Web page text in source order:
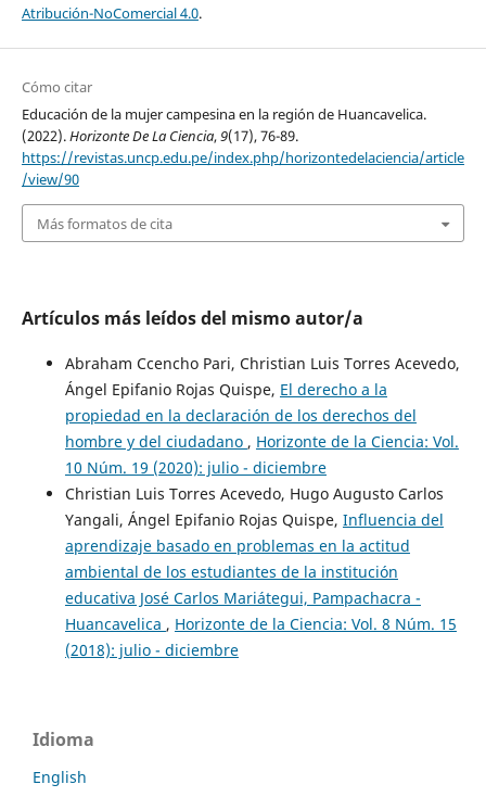
Atribución-NoComercial 4.0.
Cómo citar
Educación de la mujer campesina en la región de Huancavelica.
(2022).Horizonte De La Ciencia,9(17), 76-89.
https://revistas.uncp.edu.pe/index.php/horizontedelaciencia/article
/view/90
Más formatos de cita
Artículos más leídos del mismo autor/a
Abraham Ccencho Pari, Christian Luis Torres Acevedo,
Ángel Epifanio Rojas Quispe, El derecho a la
propiedad en la declaración de los derechos del
hombre y del ciudadano , Horizonte de la Ciencia: Vol.
10 Núm. 19 (2020): julio - diciembre
Christian Luis Torres Acevedo, Hugo Augusto Carlos
Yangali, Ángel Epifanio Rojas Quispe, Influencia del
aprendizaje basado en problemas en la actitud
ambiental de los estudiantes de la institución
educativa José Carlos Mariátegui, Pampachacra -
Huancavelica , Horizonte de la Ciencia: Vol. 8 Núm. 15
(2018): julio - diciembre
Idioma
English